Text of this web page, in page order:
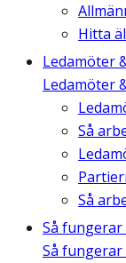
Hitta
Ledamöter
Ledamöter
Så
Så
Så
Så